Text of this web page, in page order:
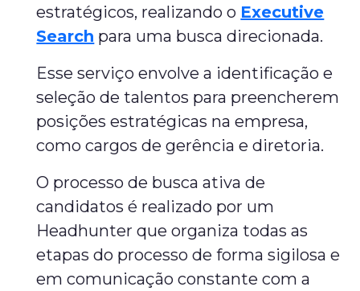
estratégicos, realizando o Executive
Search para uma busca direcionada.
Esse serviço envolve a identificação e
seleção de talentos para preencherem
posições estratégicas na empresa,
como cargos de gerência e diretoria.
O processo de busca ativa de
candidatos é realizado por um
Headhunter que organiza todas as
etapas do processo de forma sigilosa e
em comunicação constante com a